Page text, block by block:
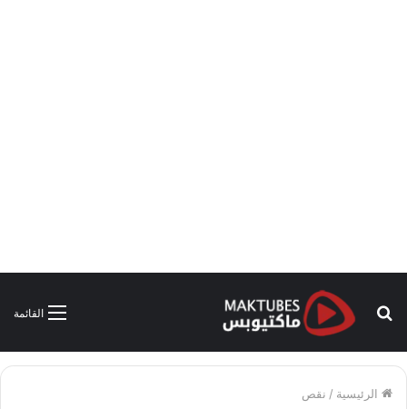
القائمة
بحث
الرئيسية / نقص